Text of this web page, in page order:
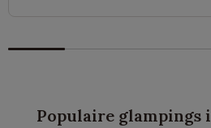
Populaire glampings